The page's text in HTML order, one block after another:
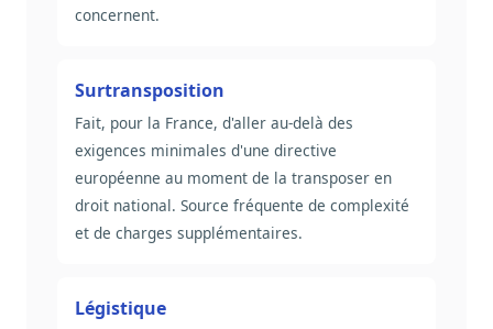
concernent.
Surtransposition
Fait, pour la France, d'aller au-delà des
exigences minimales d'une directive
européenne au moment de la transposer en
droit national. Source fréquente de complexité
et de charges supplémentaires.
Légistique